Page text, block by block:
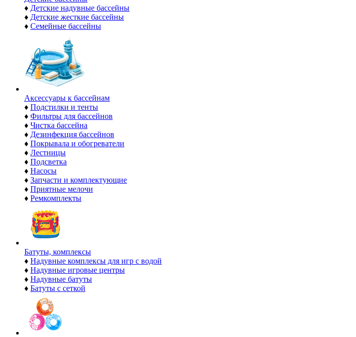
♦ Детские надувные бассейны
♦ Детские жесткие бассейны
♦ Семейные бассейны
Аксессуары к бассейнам
♦ Подстилки и тенты
♦ Фильтры для бассейнов
♦ Чистка бассейна
♦ Дезинфекция бассейнов
♦ Покрывала и обогреватели
♦ Лестницы
♦ Подсветка
♦ Насосы
♦ Запчасти и комплектующие
♦ Приятные мелочи
♦ Ремкомплекты
Батуты, комплексы
♦ Надувные комплексы для игр с водой
♦ Надувные игровые центры
♦ Надувные батуты
♦ Батуты с сеткой